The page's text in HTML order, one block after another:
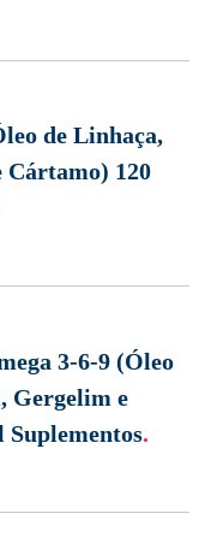
de Linhaça,
Cártamo) 120
3-6-9 (Óleo
Gergelim e
Suplementos.